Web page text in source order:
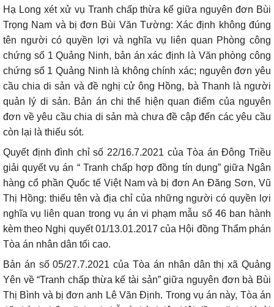
Hạ Long xét xử vụ Tranh chấp thừa kế giữa nguyên đơn Bùi
Trọng Nam và bị đơn Bùi Văn Tường: Xác định không đúng
tên người có quyền lợi và nghĩa vụ liên quan Phòng công
chứng số 1 Quảng Ninh, bản án xác định là Văn phòng công
chứng số 1 Quảng Ninh là không chính xác; nguyên đơn yêu
cầu chia di sản và đề nghị cử ông Hồng, bà Thanh là người
quản lý di sản. Bản án chi thể hiện quan điểm của nguyên
đơn về yêu cầu chia di sản mà chưa đề cập đến các yêu cầu
còn lại là thiếu sót.
Quyết định đình chỉ số 22/16.7.2021 của Tòa án Đông Triều
giải quyết vụ án “ Tranh chấp hợp đồng tín dụng” giữa Ngân
hàng cổ phần Quốc tế Việt Nam và bị đơn An Đăng Sơn, Vũ
Thị Hồng: thiếu tên và địa chỉ của những người có quyền lợi
nghĩa vụ liên quan trong vụ án vi phạm mẫu số 46 ban hành
kèm theo Nghị quyết 01/13.01.2017 của Hội đồng Thẩm phán
Tòa án nhân dân tối cao.
Bản án số 05/27.7.2021 của Tòa án nhân dân thị xã Quảng
Yên về “Tranh chấp thừa kế tài sản” giữa nguyên đơn bà Bùi
Thị Bình và bị đơn anh Lê Văn Định. Trong vụ án này, Tòa án